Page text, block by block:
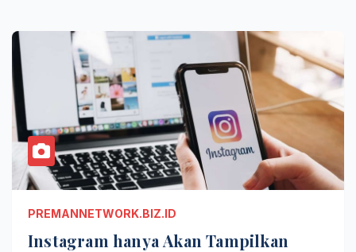
PREMANNETWORK.BIZ.ID
Instagram hanya Akan Tampilkan